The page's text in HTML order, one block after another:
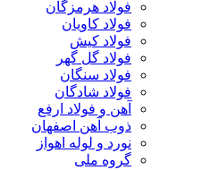
فولاد هرمزگان
فولاد کاویان
فولاد کیش
فولاد گل گهر
فولاد سنگان
فولاد شادگان
آهن و فولاد ارفع
ذوب آهن اصفهان
نورد و لوله اهواز
گروه ملی